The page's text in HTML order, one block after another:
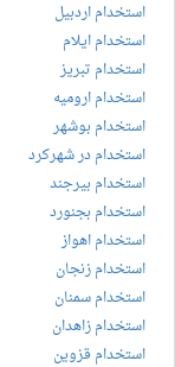
استخدام اردبیل
استخدام ایلام
استخدام تبریز
استخدام ارومیه
استخدام بوشهر
استخدام در شهرکرد
استخدام بیرجند
استخدام بجنورد
استخدام اهواز
استخدام زنجان
استخدام سمنان
استخدام زاهدان
استخدام قزوین